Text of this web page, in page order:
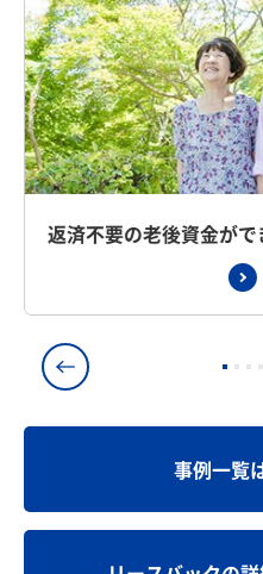
返済不要の老後資金がで
事例一覧